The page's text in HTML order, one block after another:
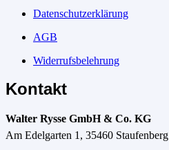
Datenschutzerklärung
AGB
Widerrufsbelehrung
Kontakt
Walter Rysse GmbH & Co. KG
Am Edelgarten 1, 35460 Staufenberg